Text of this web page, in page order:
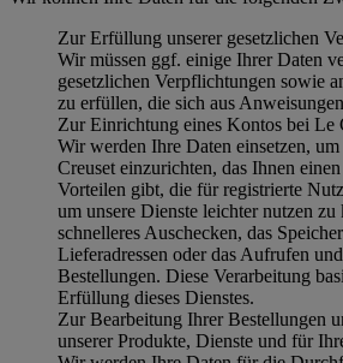
Zur Erfüllung unserer gesetzlichen
Wir müssen ggf. einige Ihrer Daten
gesetzlichen Verpflichtungen sowie
zu erfüllen, die sich aus
Zur Einrichtung eines Kontos bei Le
Wir werden Ihre Daten einsetzen,
Creuset einzurichten, das Ihnen
Vorteilen gibt, die für registrierte
um unsere Dienste leichter nutzen zu
schnelleres Auschecken, das
Lieferadressen oder das Aufrufen
Bestellungen. Diese Verarbeitung
Erfüllung dieses Dienstes.
Zur Bearbeitung Ihrer Bestellungen
unserer Produkte, Dienste und für